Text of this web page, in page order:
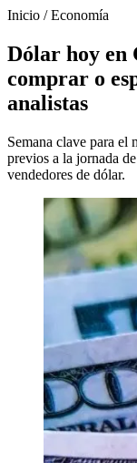
Inicio /Economía
Dólar hoy en
comprar o
analistas
Semana clave para el
previos a la jornada
vendedores de dólar.